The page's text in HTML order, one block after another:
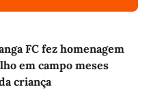
FC fez homenagem
em campo meses
criança